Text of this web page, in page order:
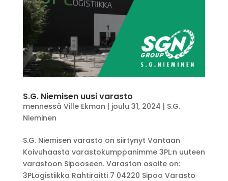
S.G. Niemisen uusi varasto
mennessä Ville Ekman | joulu 31, 2024 | S.G.
Nieminen
S.G. Niemisen varasto on siirtynyt Vantaan
Koivuhaasta varastokumppanimme 3PL:n uuteen
varastoon Sipooseen. Varaston osoite on:
3PLogistiikka Rahtiraitti 7 04220 Sipoo Varasto